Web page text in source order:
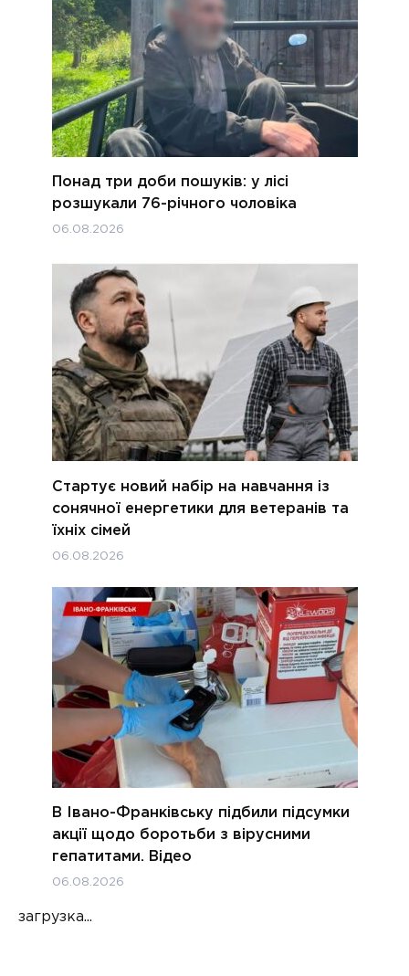
Понад три доби пошуків: у лісі
розшукали 76-річного чоловіка
06.08.2026
Стартує новий набір на навчання із
сонячної енергетики для ветеранів та
їхніх сімей
06.08.2026
В Івано-Франківську підбили підсумки
акції щодо боротьби з вірусними
гепатитами. Відео
06.08.2026
загрузка...